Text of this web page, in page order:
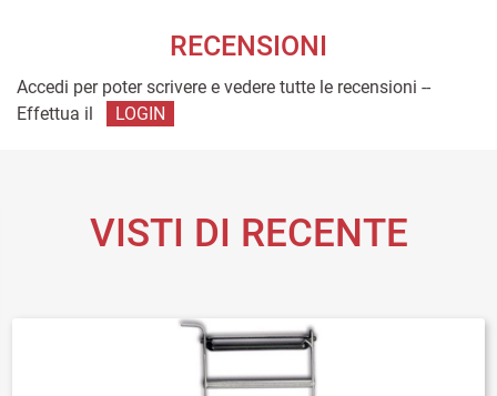
RECENSIONI
Accedi per poter scrivere e vedere tutte le recensioni --
Effettua il
LOGIN
VISTI DI RECENTE